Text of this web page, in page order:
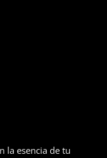
la esencia de tu